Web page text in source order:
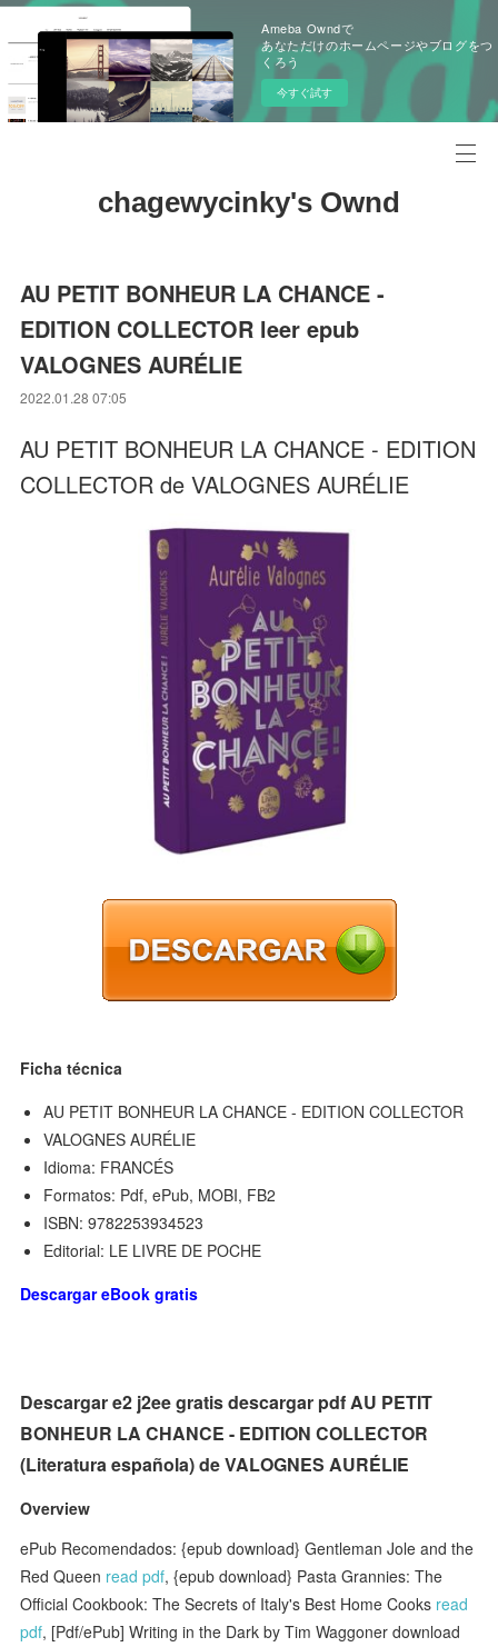
Ameba Owndで
あなただけのホームページやブログをつ
くろう
今すぐ試す
chagewycinky's Ownd
AU PETIT BONHEUR LA CHANCE -
EDITION COLLECTOR leer epub
VALOGNES AURÉLIE
2022.01.28 07:05
AU PETIT BONHEUR LA CHANCE - EDITION
COLLECTOR de VALOGNES AURÉLIE
Ficha técnica
AU PETIT BONHEUR LA CHANCE - EDITION COLLECTOR
VALOGNES AURÉLIE
Idioma: FRANCÉS
Formatos: Pdf, ePub, MOBI, FB2
ISBN: 9782253934523
Editorial: LE LIVRE DE POCHE
Descargar eBook gratis
Descargar e2 j2ee gratis descargar pdf AU PETIT
BONHEUR LA CHANCE - EDITION COLLECTOR
(Literatura española) de VALOGNES AURÉLIE
Overview
ePub Recomendados: {epub download} Gentleman Jole and the
Red Queen read pdf, {epub download} Pasta Grannies: The
Official Cookbook: The Secrets of Italy's Best Home Cooks read
pdf, [Pdf/ePub] Writing in the Dark by Tim Waggoner download